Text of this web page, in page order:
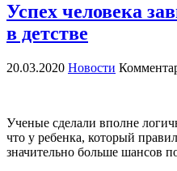
Успех человека
в детстве
20.03.2020 Новости
Ученые сделали вполне
что у ребенка, который
значительно больше шансов